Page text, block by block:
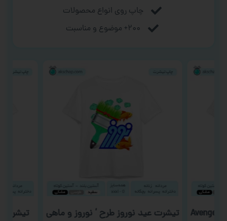
چاپ روی انواع محصولات
۲۰۰+ موضوع و مناسبت
تیشرت فیلم و سریال طرح ‘ Avengers
تیشرت عید نوروز طرح ‘ نوروز و ماهی
تیشرت